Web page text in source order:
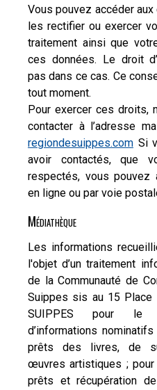
Vous pouvez accéder
les rectifier ou exercer
traitement ainsi que
ces données. Le droit
pas dans ce cas. Ce
tout moment.
Pour exercer ces droits,
contacter à l’adresse
regiondesuippes.com Si
avoir contactés, que
respectés, vous pouvez
en ligne ou par voie
Médiathèque
Les informations
l'objet d’un traitement
de la Communauté de
Suippes sis au 15 Place
SUIPPES
pour le
d’informations
prêts des livres, de
œuvres artistiques ;
prêts et récupération